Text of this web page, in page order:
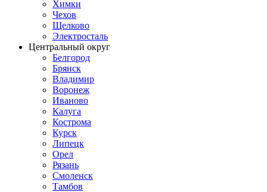
Химки
Чехов
Щелково
Электросталь
Центральный округ
Белгород
Брянск
Владимир
Воронеж
Иваново
Калуга
Кострома
Курск
Липецк
Орел
Рязань
Смоленск
Тамбов